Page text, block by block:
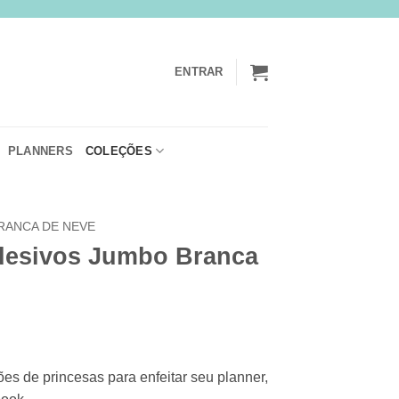
ENTRAR
PLANNERS COLEÇÕES
DE NEVE
Jumbo Branca
de princesas para enfeitar seu planner,